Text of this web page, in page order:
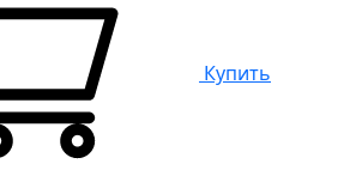
Купить